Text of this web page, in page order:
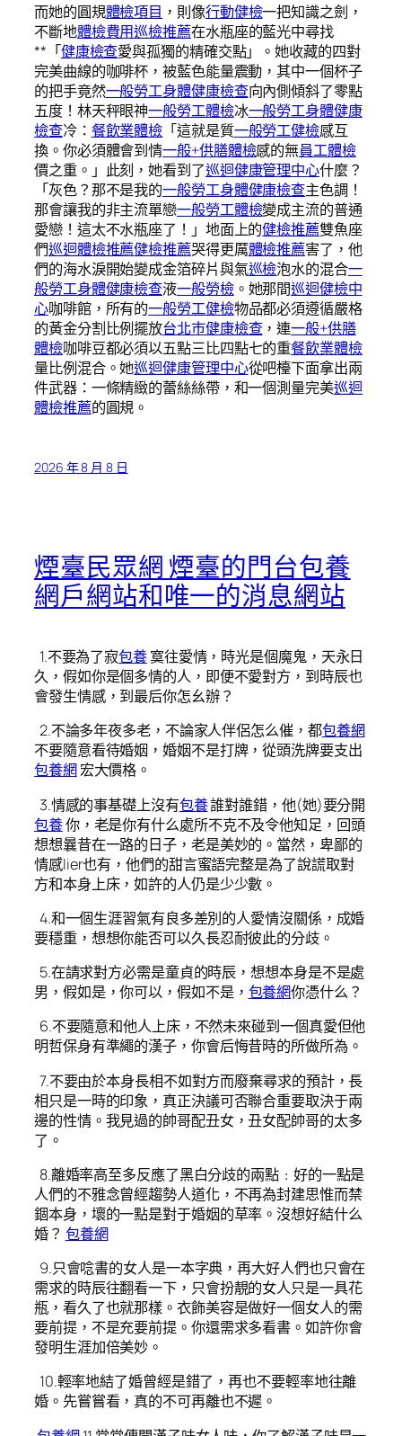
而她的圓規體檢項目 ，則像行動健檢一把知識之劍，
不斷地體檢費用巡檢推薦在水瓶座的藍光中尋找
**「健康檢查愛與孤獨的精確交點」。她收藏的四對
完美曲線的咖啡杯，被藍色能量震動，其中一個杯子
的把手竟然一般勞工身體健康檢查向內側傾斜了零點
五度！林天秤眼神一般勞工體檢冰一般勞工身體健康
檢查冷： 餐飲業體檢 「這就是質一般勞工健檢感互
換。你必須體會到情一般+供膳體檢感的無員工體檢
價之重。」此刻，她看到了巡迴健康管理中心什麼？
「灰色？那不是我的一般勞工身體健康檢查主色調！
那會讓我的非主流單戀一般勞工體檢變成主流的普通
愛戀！這太不水瓶座了！」地面上的健檢推薦雙魚座
們巡迴體檢推薦健檢推薦哭得更厲體檢推薦害了，他
們的海水淚開始變成金箔碎片與氣巡檢泡水的混合一
般勞工身體健康檢查液一般勞檢。她那間巡迴健檢中
心咖啡館，所有的一般勞工健檢物品都必須遵循嚴格
的黃金分割比例擺放台北巿健康檢查，連一般+供膳
體檢咖啡豆都必須以五點三比四點七的重餐飲業體檢
量比例混合。她巡迴健康管理中心從吧檯下面拿出兩
件武器：一條精緻的蕾絲絲帶，和一個測量完美巡迴
體檢推薦的圓規。
2026 年 8 月 8 日
煙臺民眾網 煙臺的門台包養
網戶網站和唯一的消息網站
1.不要為了寂包養寞往愛情，時光是個魔鬼，天永日
久，假如你是個多情的人，即便不愛對方，到時辰也
會發生情感，到最后你怎幺辦？
2.不論多年夜多老，不論家人伴侶怎么催，都包養網
不要隨意看待婚姻，婚姻不是打牌，從頭洗牌要支出
包養網宏大價格。
3.情感的事基礎上沒有包養誰對誰錯，他(她)要分開
包養你，老是你有什么處所不克不及令他知足，回頭
想想曩昔在一路的日子，老是美妙的。當然，卑鄙的
情感lier也有，他們的甜言蜜語完整是為了說謊取對
方和本身上床，如許的人仍是少少數。
4.和一個生涯習氣有良多差別的人愛情沒關係，成婚
要穩重，想想你能否可以久長忍耐彼此的分歧。
5.在請求對方必需是童貞的時辰，想想本身是不是處
男，假如是，你可以，假如不是， 包養網你憑什么？
6.不要隨意和他人上床，不然未來碰到一個真愛但他
明哲保身有準繩的漢子，你會后悔昔時的所做所為。
7.不要由於本身長相不如對方而廢棄尋求的預計，長
相只是一時的印象，真正決議可否聯合重要取決于兩
邊的性情。我見過的帥哥配丑女，丑女配帥哥的太多
了。
8.離婚率高至多反應了黑白分歧的兩點﹕好的一點是
人們的不雅念曾經趨勢人道化，不再為封建思惟而禁
錮本身，壞的一點是對于婚姻的草率。沒想好結什么
婚？ 包養網
9.只會唸書的女人是一本字典，再大好人們也只會在
需求的時辰往翻看一下，只會扮靚的女人只是一具花
瓶，看久了也就那樣。衣飾美容是做好一個女人的需
要前提，不是充要前提。你還需求多看書。如許你會
發明生涯加倍美妙。
10.輕率地結了婚曾經是錯了，再也不要輕率地往離
婚。先嘗嘗看，真的不可再離也不遲。